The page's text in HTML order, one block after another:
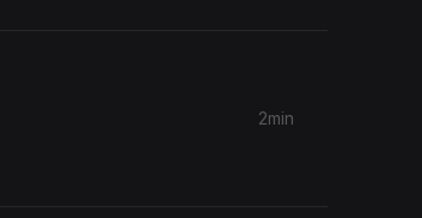
2min